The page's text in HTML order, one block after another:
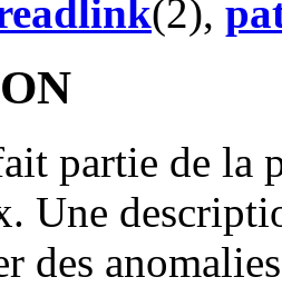
(2),
partie de
Une
des